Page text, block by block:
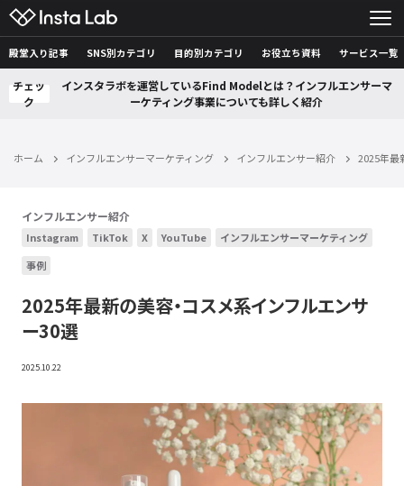
殿堂入り記事 SNS別カテゴリ 目的別カテゴリ お役立ち資料 サービス一覧
チェッ
ク
インスタラボを運営しているFind Modelとは？インフルエンサーマ
ーケティング事業についても詳しく紹介
ホーム インフルエンサーマーケティング インフルエンサー紹介 2025年最
インフルエンサー紹介
Instagram TikTok X YouTube
インフルエンサーマーケティング
事例
2025年最新の美容・コスメ系インフルエンサ
ー30選
2025.10.22